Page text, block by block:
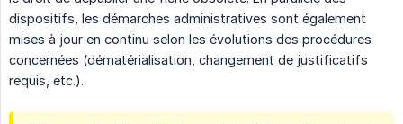
dispositifs, les démarches administratives sont également
mises à jour en continu selon les évolutions des procédures
concernées (dématérialisation, changement de justificatifs
requis, etc.).